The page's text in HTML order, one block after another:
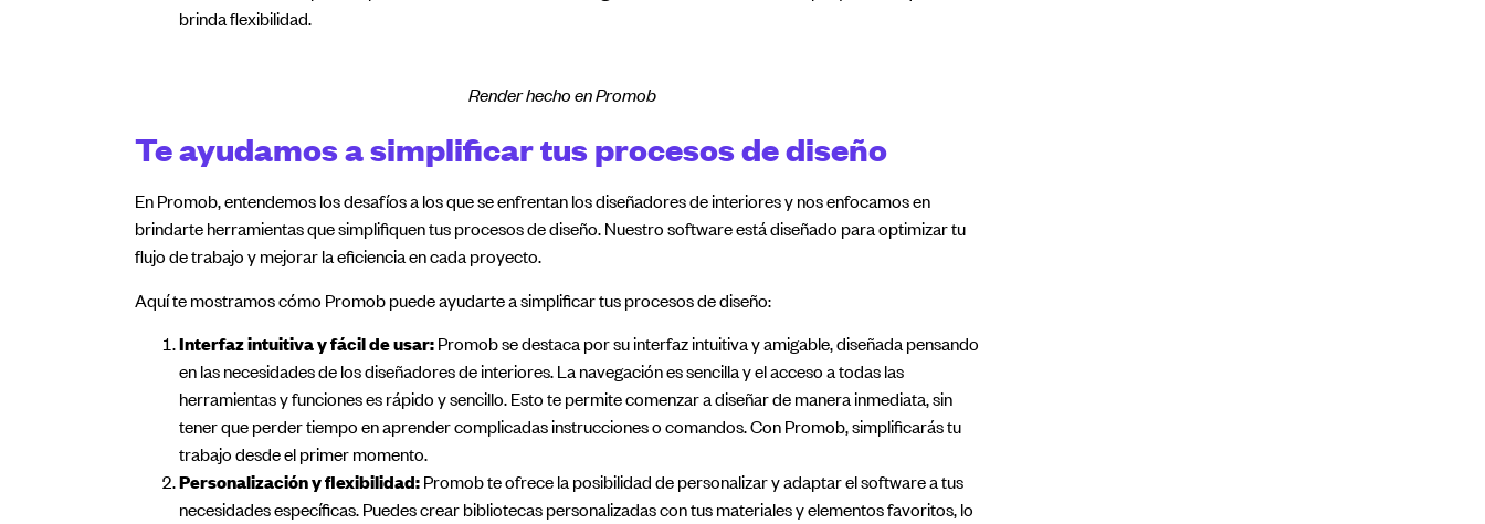
brinda flexibilidad.
Render hecho en Promob
Te ayudamos a simplificar tus procesos de diseño
En Promob, entendemos los desafíos a los que se enfrentan los diseñadores de interiores y nos enfocamos en
brindarte herramientas que simplifiquen tus procesos de diseño. Nuestro software está diseñado para optimizar tu
flujo de trabajo y mejorar la eficiencia en cada proyecto.
Aquí te mostramos cómo Promob puede ayudarte a simplificar tus procesos de diseño:
Interfaz intuitiva y fácil de usar: Promob se destaca por su interfaz intuitiva y amigable, diseñada pensando
en las necesidades de los diseñadores de interiores. La navegación es sencilla y el acceso a todas las
herramientas y funciones es rápido y sencillo. Esto te permite comenzar a diseñar de manera inmediata, sin
tener que perder tiempo en aprender complicadas instrucciones o comandos. Con Promob, simplificarás tu
trabajo desde el primer momento.
Personalización y flexibilidad: Promob te ofrece la posibilidad de personalizar y adaptar el software a tus
necesidades específicas. Puedes crear bibliotecas personalizadas con tus materiales y elementos favoritos, lo